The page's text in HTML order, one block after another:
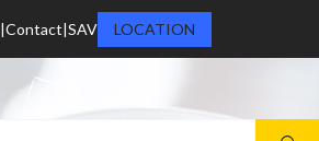
Contact SAV LOCATION